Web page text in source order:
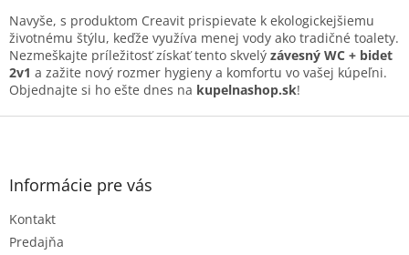
p
i
s
u
Navyše, s produktom Creavit prispievate k ekologickejšiemu
životnému štýlu, keďže využíva menej vody ako tradičné toalety.
Nezmeškajte príležitosť získať tento skvelý závesný WC + bidet
2v1 a zažite nový rozmer hygieny a komfortu vo vašej kúpeľni.
Objednajte si ho ešte dnes na kupelnashop.sk!
Z
Informácie pre vás
Kontakt
Predajňa